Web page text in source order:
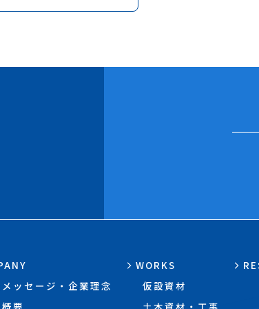
ッセージ・企業理念
WORKS
仮設資材